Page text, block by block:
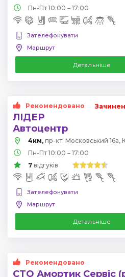
Пн-Пт 10:00 – 17:00
Зателефонувати
Маршрут
Детальніше
Рекомендовано
ЛІДЕР
Автоцентр
4км, пр-кт. Московський 16а,
Пн-Пт 10:00 – 17:00
7 відгуків
Зателефонувати
Маршрут
Детальніше
Рекомендовано
СТО Амортик Сервіс